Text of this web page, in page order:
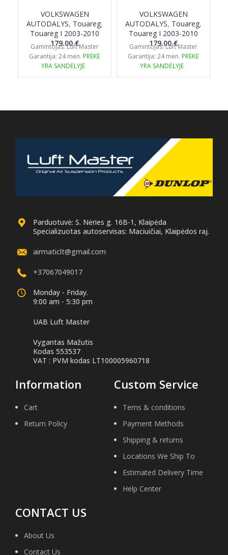
VOLKSWAGEN
AUTODALYS, Touareg,
Touareg I 2003-2010
179.00€
Gamintojas: Luft Master
Garantija: 24 mėn. PREKĖ
YRA SANDĖLYJE
VOLKSWAGEN
AUTODALYS, Touareg,
Touareg I 2003-2010
179.00€
Gamintojas: Luft Master
Garantija: 24 mėn. PREKĖ
YRA SANDĖLYJE
Parduotuvė: S. Nėries g. 16B-1, Klaipėda
Specializuotas autoservisas: Maciuičiai, Klaipėdos raj.
airmaticlt@gmail.com
+37067049017
Monday - Friday.
9:00 am - 5:30 pm
UAB Luft Master
Vygantas Mažutis
Kodas 553537
VAT : PVM kodas LT100005960718
Information
Cart
Return Policy
Custom Service
Tems & conditions
Payment Methods
Shipping & returns
Locations We Ship To
Estimated Delivery Time
Help Center
CONTACT US
About Us
Contact Us